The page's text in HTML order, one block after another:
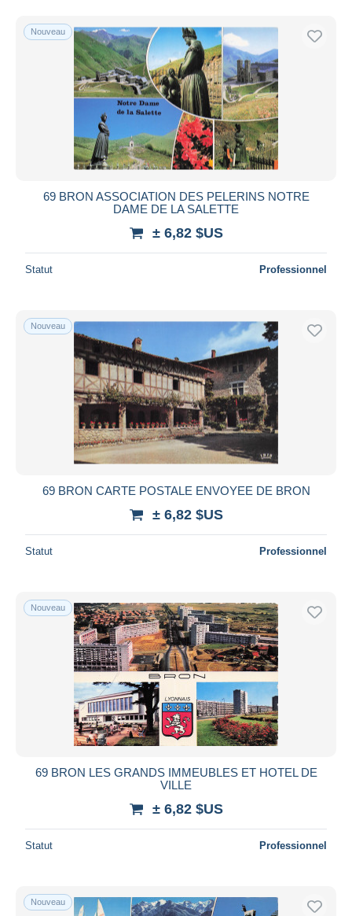
Nouveau
69 BRON ASSOCIATION DES PELERINS NOTRE
DAME DE LA SALETTE
± 6,82 $US
Statut Professionnel
Nouveau
69 BRON CARTE POSTALE ENVOYEE DE BRON
± 6,82 $US
Statut Professionnel
Nouveau
69 BRON LES GRANDS IMMEUBLES ET HOTEL DE
VILLE
± 6,82 $US
Statut Professionnel
Nouveau